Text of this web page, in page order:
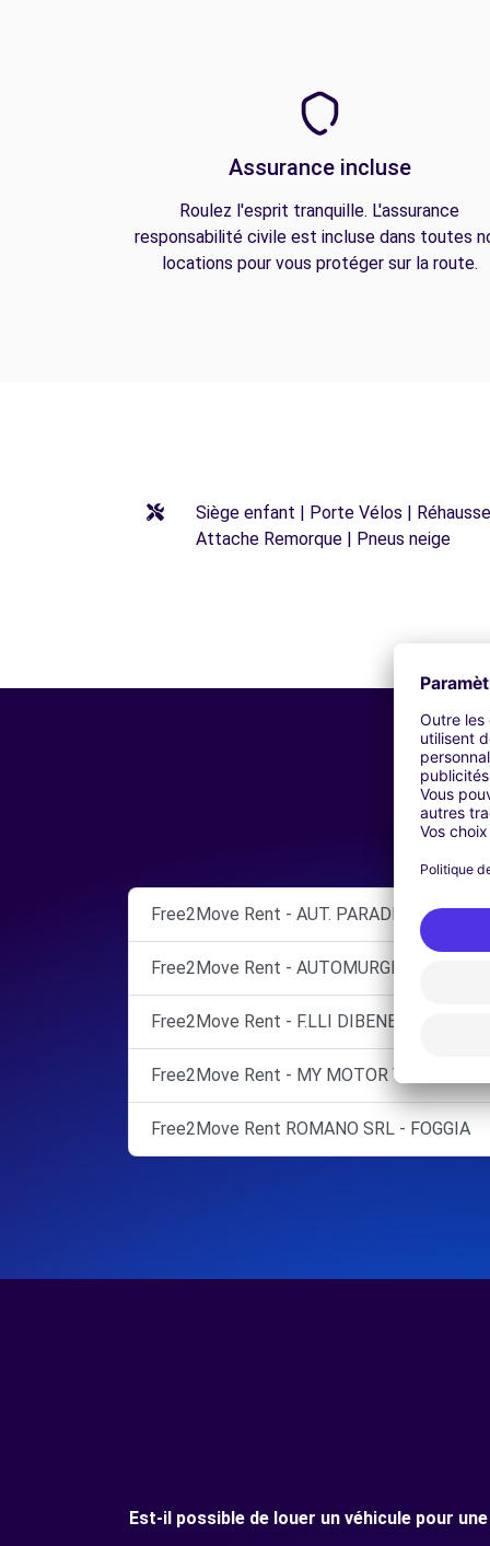
Assurance incluse
Roulez l'esprit tranquille. L'assurance
responsabilité civile est incluse dans toutes
locations pour vous protéger sur la route.
Siège enfant | Porte Vélos |
Attache Remorque | Pneus neige
Free2Move Rent - AUT. PARADISO
Free2Move Rent - AUTOMURGIA SRL -
Free2Move Rent - F.LLI DIBENEDETTO
Free2Move Rent - MY MOTOR VILLAGE
Free2Move Rent ROMANO SRL - FOGGIA
Est-il possible de louer un véhicule pour une